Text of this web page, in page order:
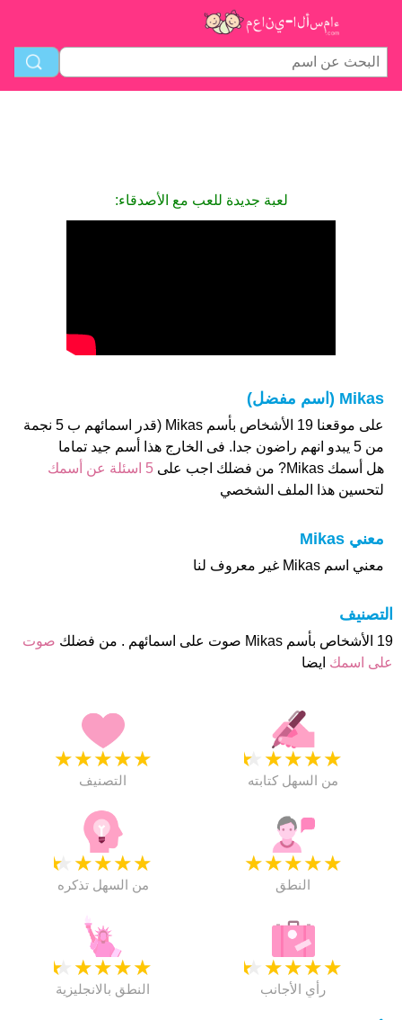
لعبة جديدة للعب مع الأصدقاء:
Mikas (اسم مفضل)
على موقعنا 19 الأشخاص بأسم Mikas (قدر اسمائهم ب 5 نجمة
من 5 يبدو انهم راضون جدا. فى الخارج هذا أسم جيد تماما
هل أسمك Mikas? من فضلك اجب على
5 اسئلة عن أسمك
لتحسين هذا الملف الشخصي
معني Mikas
معني اسم Mikas غير معروف لنا
التصنيف
19 الأشخاص بأسم Mikas صوت على اسمائهم . من فضلك
صوت
على اسمك ايضا
★
★
★
★
★
التصنيف
★
★
★
★
★
من السهل كتابته
★
★
★
★
★
من السهل تذكره
★
★
★
★
★
النطق
★
★
★
★
★
النطق بالانجليزية
★
★
★
★
★
رأي الأجانب